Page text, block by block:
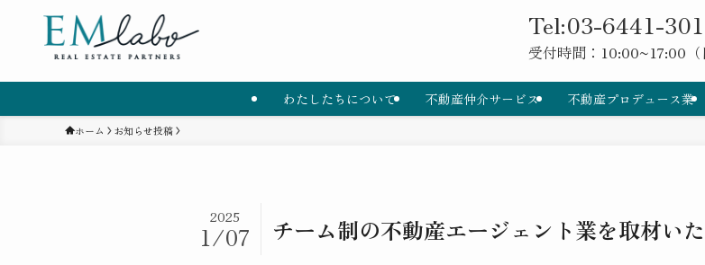
わたしたちについて 不動産仲介サービス 不動産プロデュース業
Tel:03-6441-
受付時間：10:00~17:00（
ホーム お知らせ投稿
チーム制の不動産エージェント業を取材い
2025
1/07